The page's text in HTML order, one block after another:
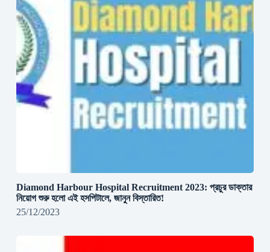
Diamond Harbour Hospital Recruitment 2023: প্রচুর ডাক্তার
নিয়োগ শুরু হলো এই হসপিটালে, জানুন বিস্তারিত!
25/12/2023